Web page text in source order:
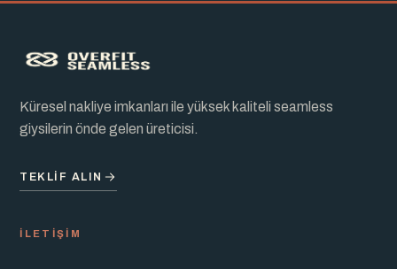
Küresel nakliye imkanları ile yüksek kaliteli seamless
giysilerin önde gelen üreticisi.
TEKLIF ALIN
İLETIŞIM